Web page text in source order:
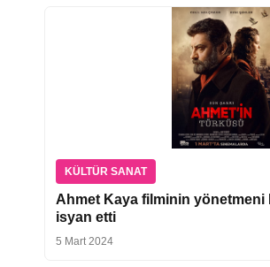
KÜLTÜR SANAT
Ahmet Kaya filminin yönetmeni
isyan etti
5 Mart 2024